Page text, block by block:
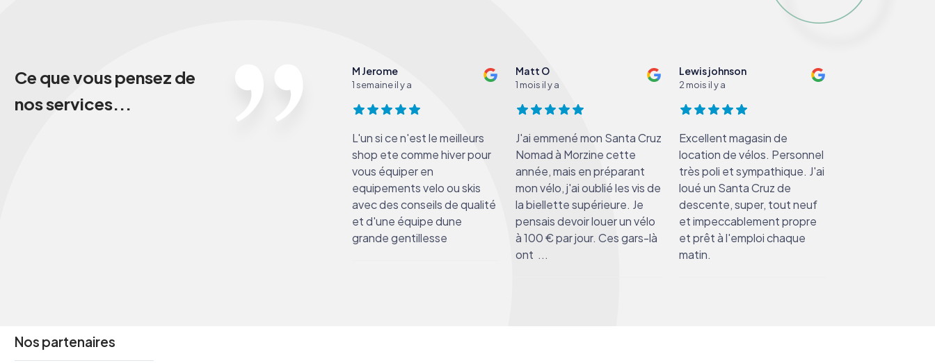
Ce quevouspensez de
nosservices...
M Jerome
1 semaine il y a
L'un si ce n'est le meilleurs
shop ete comme hiver pour
vous équiper en
equipements velo ou skis
avec des conseils de qualité
et d'une équipe dune
grande gentillesse
Matt O
1 mois il y a
J'ai emmené mon Santa Cruz
Nomad à Morzine cette
année, mais en préparant
mon vélo, j'ai oublié les vis de
la biellette supérieure. Je
pensais devoir louer un vélo
à 100 € par jour. Ces gars-là
ont ...
Lewis johnson
2 mois il y a
Excellent magasin de
location de vélos. Personnel
très poli et sympathique. J'ai
loué un Santa Cruz de
descente, super, tout neuf
et impeccablement propre
et prêt à l'emploi chaque
matin.
Nos partenaires